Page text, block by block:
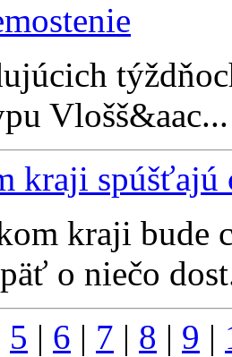
Vlošš&aac...
kraji spúšťajú
kraji bude
o niečo
5 | 6 | 7 | 8 | 9 |